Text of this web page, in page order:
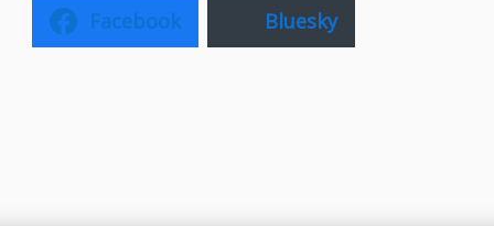
Facebook Bluesky